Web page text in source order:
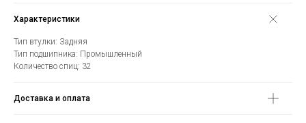
Характеристики
Тип втулки: Задняя
Тип подшипника: Промышленный
Количество спиц: 32
Доставка и оплата